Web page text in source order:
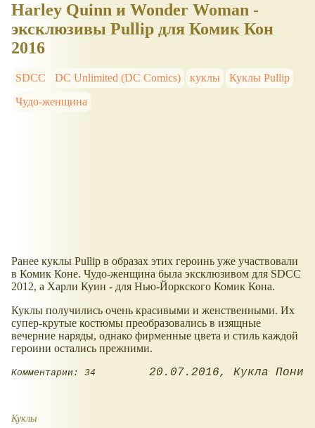
Harley Quinn и Wonder Woman -
эксклюзивы Pullip для Комик Кон
2016
SDCC DC Unlimited (DC Comics) куклы
Куклы Pullip
Чудо-женщина
Ранее куклы Pullip в образах этих героинь уже участвовали
в Комик Коне. Чудо-женщина была эксклюзивом для SDCC
2012, а Харли Куин - для Нью-Йоркского Комик Кона.
Куклы получились очень красивыми и женственными. Их
супер-крутые костюмы преобразовались в изящные
вечерние наряды, однако фирменные цвета и стиль каждой
героини остались прежними.
Комментарии: 34 20.07.2016 Кукла Пони
Куклы